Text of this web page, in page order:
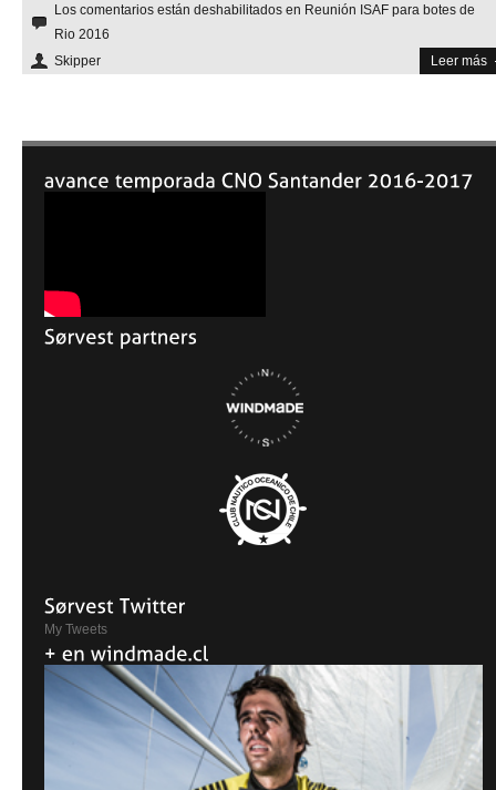
Los comentarios están deshabilitados en Reunión ISAF para botes de
Rio 2016
Skipper
Leer más
My Tweets